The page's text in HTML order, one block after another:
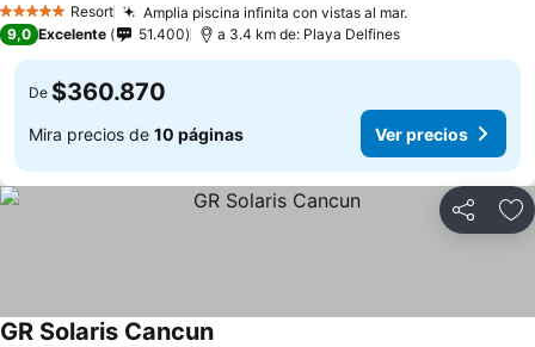
5 Estrellas Resort Amplia piscina infinita con vistas al mar.
9,0 Excelente 51.400 a 3.4 km de: Playa Delfines
De $360.870
Mira precios de 10 páginas Ver precios
Compartir
GR Solaris Cancun